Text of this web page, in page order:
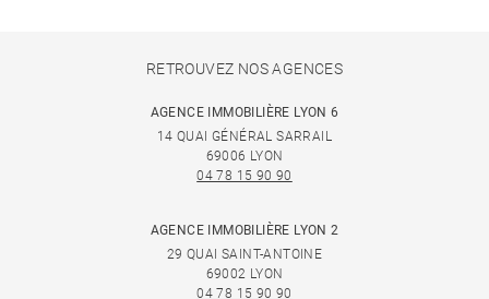
RETROUVEZ NOS AGENCES
AGENCE IMMOBILIÈRE LYON 6
14 QUAI GÉNÉRAL SARRAIL
69006 LYON
04 78 15 90 90
AGENCE IMMOBILIÈRE LYON 2
29 QUAI SAINT-ANTOINE
69002 LYON
04 78 15 90 90